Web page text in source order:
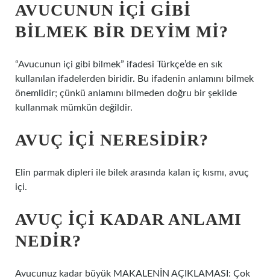
AVUCUNUN IÇI GIBI
BILMEK BIR DEYIM MI?
“Avucunun içi gibi bilmek” ifadesi Türkçe’de en sık
kullanılan ifadelerden biridir. Bu ifadenin anlamını bilmek
önemlidir; çünkü anlamını bilmeden doğru bir şekilde
kullanmak mümkün değildir.
AVUÇ IÇI NERESIDIR?
Elin parmak dipleri ile bilek arasında kalan iç kısmı, avuç
içi.
AVUÇ IÇI KADAR ANLAMI
NEDIR?
Avucunuz kadar büyük MAKALENİN AÇIKLAMASI: Çok